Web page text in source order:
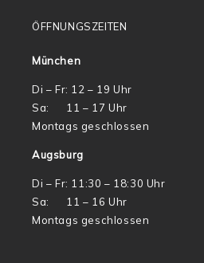
ÖFFNUNGSZEITEN
München
Di – Fr: 12 – 19 Uhr
Sa: 11 – 17 Uhr
Montags geschlossen
Augsburg
Di – Fr: 11:30 – 18:30 Uhr
Sa: 11 – 16 Uhr
Montags geschlossen